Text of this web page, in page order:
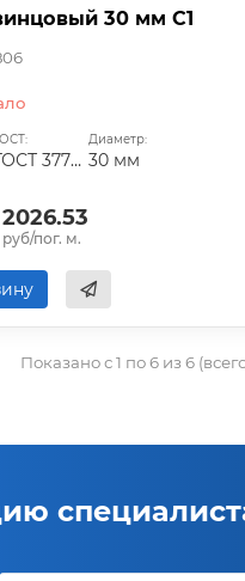
30 мм С1
ГОСТ 3778-98
Диаметр:
30 мм
2026.53
руб/пог. м.
Показано с 1 по 6 из 6